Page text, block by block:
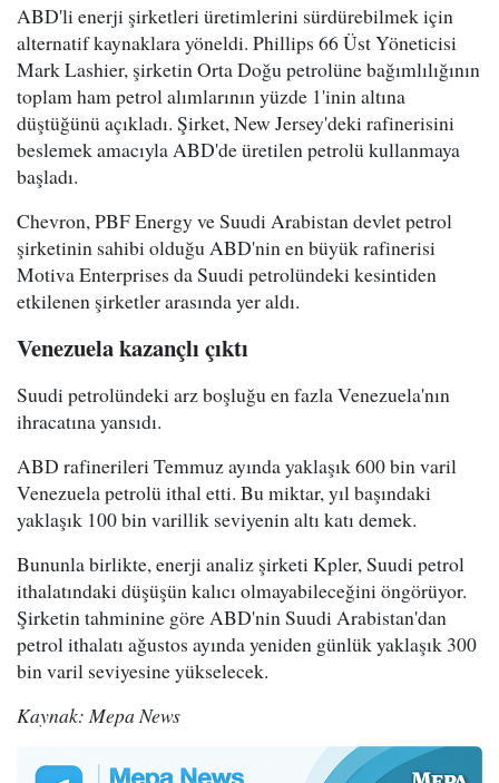
ABD'li enerji şirketleri üretimlerini sürdürebilmek için
alternatif kaynaklara yöneldi. Phillips 66 Üst Yöneticisi
Mark Lashier, şirketin Orta Doğu petrolüne bağımlılığının
toplam ham petrol alımlarının yüzde 1'inin altına
düştüğünü açıkladı. Şirket, New Jersey'deki rafinerisini
beslemek amacıyla ABD'de üretilen petrolü kullanmaya
başladı.
Chevron, PBF Energy ve Suudi Arabistan devlet petrol
şirketinin sahibi olduğu ABD'nin en büyük rafinerisi
Motiva Enterprises da Suudi petrolündeki kesintiden
etkilenen şirketler arasında yer aldı.
Venezuela kazançlı çıktı
Suudi petrolündeki arz boşluğu en fazla Venezuela'nın
ihracatına yansıdı.
ABD rafinerileri Temmuz ayında yaklaşık 600 bin varil
Venezuela petrolü ithal etti. Bu miktar, yıl başındaki
yaklaşık 100 bin varillik seviyenin altı katı demek.
Bununla birlikte, enerji analiz şirketi Kpler, Suudi petrol
ithalatındaki düşüşün kalıcı olmayabileceğini öngörüyor.
Şirketin tahminine göre ABD'nin Suudi Arabistan'dan
petrol ithalatı ağustos ayında yeniden günlük yaklaşık 300
bin varil seviyesine yükselecek.
Kaynak: Mepa News